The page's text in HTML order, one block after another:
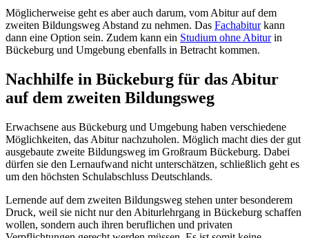
Möglicherweise geht es aber auch darum, vom Abitur auf dem
zweiten Bildungsweg Abstand zu nehmen. Das Fachabiturkann
dann eine Option sein. Zudem kann ein Studium ohne Abiturin
Bückeburg und Umgebung ebenfalls in Betracht kommen.
Nachhilfe in Bückeburg für das Abitur
auf dem zweiten Bildungsweg
Erwachsene aus Bückeburg und Umgebung haben verschiedene
Möglichkeiten, das Abitur nachzuholen. Möglich macht dies der gut
ausgebaute zweite Bildungsweg im Großraum Bückeburg. Dabei
dürfen sie den Lernaufwand nicht unterschätzen, schließlich geht es
um den höchsten Schulabschluss Deutschlands.
Lernende auf dem zweiten Bildungsweg stehen unter besonderem
Druck, weil sie nicht nur den Abiturlehrgang in Bückeburg schaffen
wollen, sondern auch ihren beruflichen und privaten